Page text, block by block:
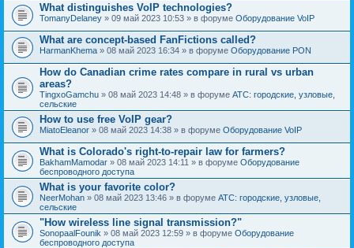
What distinguishes VoIP technologies?
TomanyDelaney » 09 май 2023 10:53 » в форуме Оборудование VoIP
What are concept-based FanFictions called?
HarmanKhema » 08 май 2023 16:34 » в форуме Оборудование PON
How do Canadian crime rates compare in rural vs urban
areas?
TingxoGamchu » 08 май 2023 14:48 » в форуме АТС: городские, узловые,
сельские
How to use free VoIP gear?
MiatoEleanor » 08 май 2023 14:38 » в форуме Оборудование VoIP
What is Colorado's right-to-repair law for farmers?
BakhamMamodar » 08 май 2023 14:11 » в форуме Оборудование
беспроводного доступа
What is your favorite color?
NeerMohan » 08 май 2023 13:46 » в форуме АТС: городские, узловые,
сельские
"How wireless line signal transmission?"
SonopaalFounik » 08 май 2023 12:59 » в форуме Оборудование
беспроводного доступа